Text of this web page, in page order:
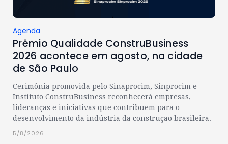
Agenda
Prêmio Qualidade ConstruBusiness
2026 acontece em agosto, na cidade
de São Paulo
Cerimônia promovida pelo Sinaprocim, Sinprocim e
Instituto ConstruBusiness reconhecerá empresas,
lideranças e iniciativas que contribuem para o
desenvolvimento da indústria da construção brasileira.
5/8/2026